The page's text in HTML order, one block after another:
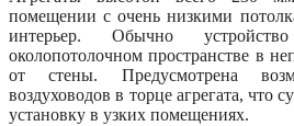
помещении с очень низкими
интерьер. Обычно
околопотолочном пространстве в
от стены. Предусмотрена
воздуховодов в торце агрегата, что
установку в узких помещениях.